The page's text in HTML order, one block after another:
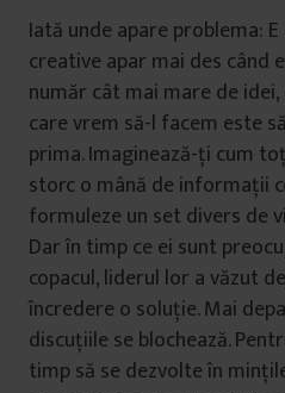
Iată unde apare problema:
creative apar mai des când
număr cât mai mare de
care vrem să-l facem este
prima. Imaginează-ți cum
storc o mână de informații
formuleze un set divers de
Dar în timp ce ei sunt
copacul, liderul lor a văzut
încredere o soluție. Mai
discuțiile se blochează.
timp să se dezvolte în